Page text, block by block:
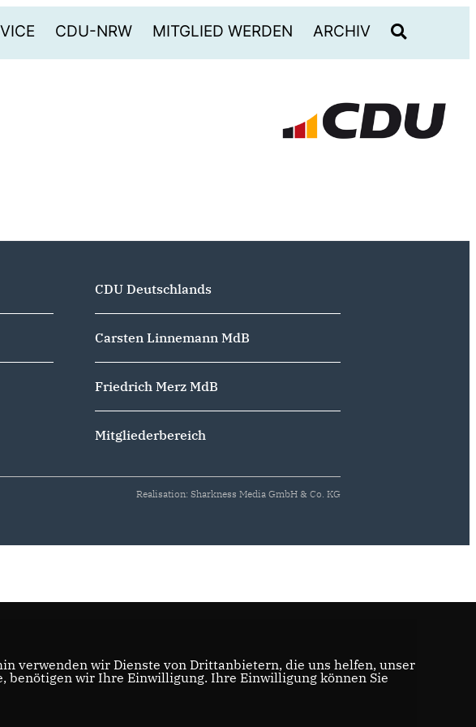
CDU-NRW MITGLIED WERDEN ARCHIV
CDU Deutschlands
Carsten Linnemann MdB
Friedrich Merz MdB
Mitgliederbereich
Realisation: Sharkness Media GmbH & Co. KG
verwenden wir Dienste von Drittanbietern, die uns helfen, unser
benötigen wir Ihre Einwilligung. Ihre Einwilligung können Sie